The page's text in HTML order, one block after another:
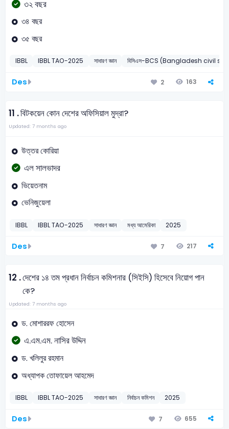
৩২ বছর
৩৪ বছর
৩৫ বছর
IBBL IBBL TAO-2025 সাধারণ জ্ঞান বিসিএস-BCS (Bangladesh civil
Des 2 163
11 .বিটকয়েন কোন দেশের অফিসিয়াল মুদ্রা?
Updated: 7 months ago
উত্তর কোরিয়া
এল সালভাদর
ভিয়েতনাম
ভেনিজুয়েলা
IBBL IBBL TAO-2025 সাধারণ জ্ঞান মধ্য আমেরিকা 2025
Des 7 217
12 .দেশের ১৪ তম প্রধান নির্বাচন কমিশনার (সিইসি) হিসেবে নিয়োগ পান
কে?
Updated: 7 months ago
ড. মোশাররফ হোসেন
এ.এম.এম. নাসির উদ্দিন
ড. খলিলুর রহমান
অধ্যাপক তোফায়েল আহমেদ
IBBL IBBL TAO-2025 সাধারণ জ্ঞান নির্বাচন কমিশন 2025
Des 7 655